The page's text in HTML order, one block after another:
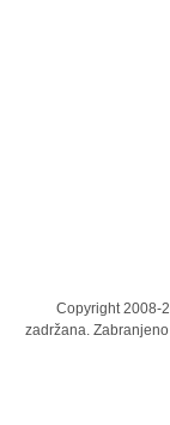
Copyright 2008-
zadržana.